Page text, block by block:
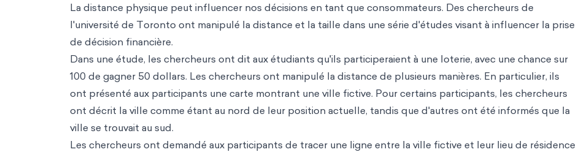
La distance physique peut influencer nos décisions en tant que consommateurs. Des chercheurs de
l'université de Toronto ont manipulé la distance et la taille dans une série d'études visant à influencer la prise
de décision financière.
Dans une étude, les chercheurs ont dit aux étudiants qu'ils participeraient à une loterie, avec une chance sur
100 de gagner 50 dollars. Les chercheurs ont manipulé la distance de plusieurs manières. En particulier, ils
ont présenté aux participants une carte montrant une ville fictive. Pour certains participants, les chercheurs
ont décrit la ville comme étant au nord de leur position actuelle, tandis que d'autres ont été informés que la
ville se trouvait au sud.
Les chercheurs ont demandé aux participants de tracer une ligne entre la ville fictive et leur lieu de résidence